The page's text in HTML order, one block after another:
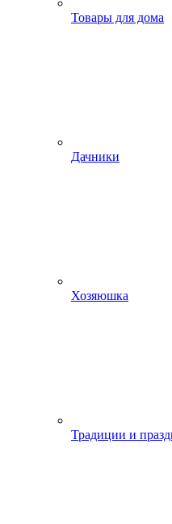
Товары для дома
Дачники
Хозяюшка
Традиции и